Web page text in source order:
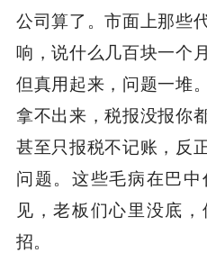
公司算了。市面上那些
响，说什么几百块一个
但真用起来，问题一堆
拿不出来，税报没报你
甚至只报税不记账，反
问题。这些毛病在巴
见，老板们心里没底
招。